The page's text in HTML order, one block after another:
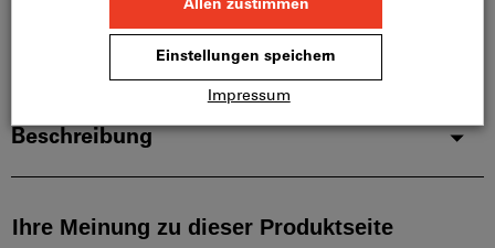
Produktdetails
Beschreibung